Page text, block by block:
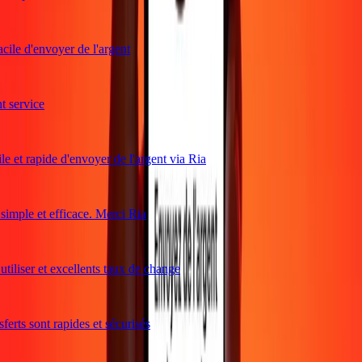
d'envoyer de l'argent
et rapide d'envoyer de l'argent via Ria
et efficace. Merci Ria
et excellents taux de change
sont rapides et sécurisés